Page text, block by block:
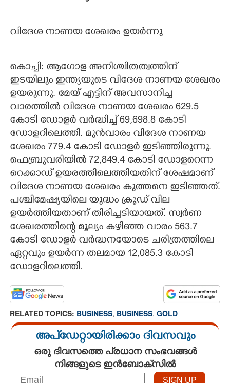
വിദേശ നാണയ ശേഖരം ഉയര്‍ന്നു
കൊച്ചി: ആഗോള അനിശ്ചിതത്വത്തിന്
ഇടയിലും ഇന്ത്യയുടെ വിദേശ നാണയ ശേഖരം
ഉയരുന്നു. മേയ് എട്ടിന് അവസാനിച്ച
വാരത്തില്‍ വിദേശ നാണയ ശേഖരം 629.5
കോടി ഡോളര്‍ വര്‍ദ്ധിച്ച് 69,698.8 കോടി
ഡോളറിലെത്തി. മുന്‍വാരം വിദേശ നാണയ
ശേഖരം 779.4 കോടി ഡോളര്‍ ഇടിഞ്ഞിരുന്നു.
ഫെബ്രുവരിയില്‍ 72,849.4 കോടി ഡോളറെന്ന
റെക്കാഡ് ഉയരത്തിലെത്തിയതിന് ശേഷമാണ്
വിദേശ നാണയ ശേഖരം കുത്തനെ ഇടിഞ്ഞത്.
പശ്ചിമേഷ്യയിലെ യുദ്ധം ക്രൂഡ് വില
ഉയര്‍ത്തിയതാണ് തിരിച്ചടിയായത്. സ്വര്‍ണ
ശേഖരത്തിന്റെ മൂല്യം കഴിഞ്ഞ വാരം 563.7
കോടി ഡോളര്‍ വര്‍ദ്ധനയോടെ ചരിത്രത്തിലെ
ഏറ്റവും ഉയര്‍ന്ന തലമായ 12,085.3 കോടി
ഡോളറിലെത്തി.
RELATED TOPICS: BUSINESS, BUSINESS, GOLD
അപ്ഡേറ്റായിരിക്കാം ദിവസവും
ഒരു ദിവസത്തെ പ്രധാന സംഭവങ്ങൾ
നിങ്ങളുടെ ഇൻബോക്സിൽ